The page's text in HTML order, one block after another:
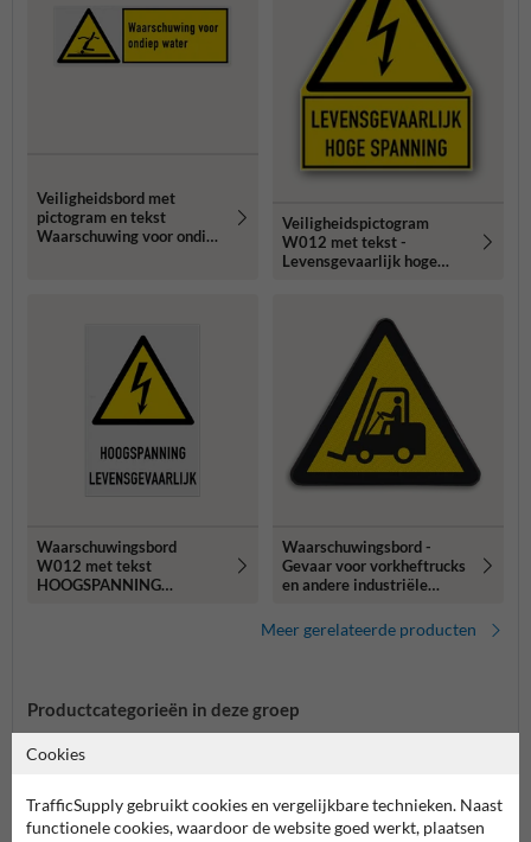
Veiligheidsbord met
pictogram en tekst
Waarschuwing voor ondiep
Veiligheidspictogram
W012 met tekst -
Levensgevaarlijk hoge
Waarschuwingsbord
W012 met tekst
HOOGSPANNING
Waarschuwingsbord -
Gevaar voor vorkheftrucks
en andere industriële
Meer gerelateerde producten
Productcategorieën in deze groep
Cookies
TrafficSupply gebruikt cookies en vergelijkbare technieken. Naast
functionele cookies, waardoor de website goed werkt, plaatsen